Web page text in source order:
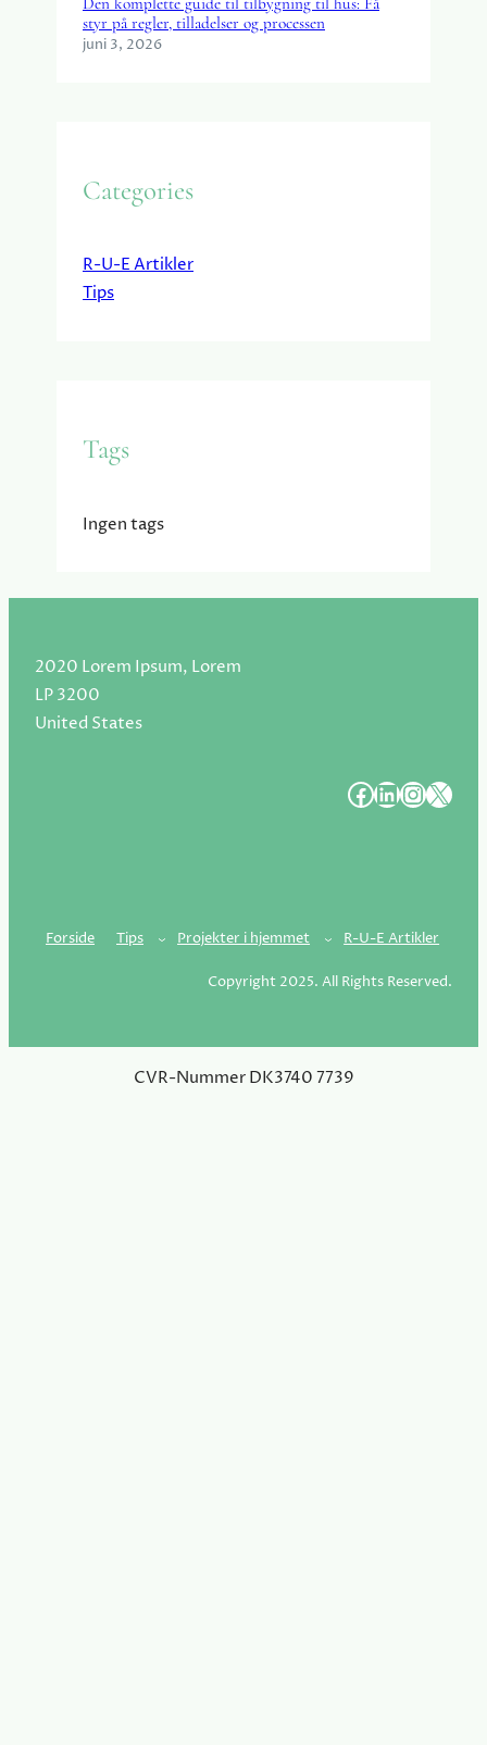
styr på regler, tilladelser og processen
juni 3, 2026
Categories
R-U-E Artikler
Tips
Tags
Ingen tags
2020 Lorem Ipsum, Lorem
LP 3200
United States
####
Forside Tips Projekter i hjemmet R-U-E Artikler
Copyright 2025. All Rights Reserved.
CVR-Nummer DK3740 7739